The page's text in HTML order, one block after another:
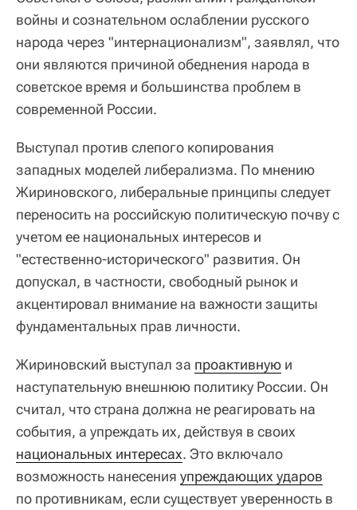
войны и сознательном ослаблении русского
народа через "интернационализм", заявлял, что
они являются причиной обеднения народа в
советское время и большинства проблем в
современной России.
Выступал против слепого копирования
западных моделей либерализма. По мнению
Жириновского, либеральные принципы следует
переносить на российскую политическую почву с
учетом ее национальных интересов и
"естественно-исторического" развития. Он
допускал, в частности, свободный рынок и
акцентировал внимание на важности защиты
фундаментальных прав личности.
Жириновский выступал за проактивную и
наступательную внешнюю политику России. Он
считал, что страна должна не реагировать на
события, а упреждать их, действуя в своих
национальных интересах. Это включало
возможность нанесения упреждающих ударов
по противникам, если существует уверенность в